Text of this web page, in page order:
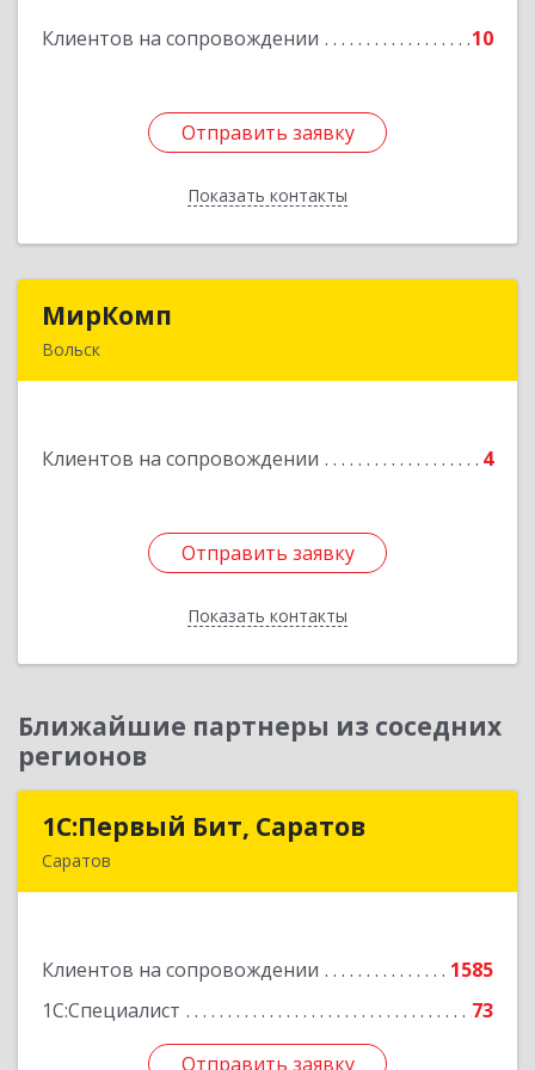
Клиентов на сопровождении 10
Отправить заявку
Показать контакты
Подробнее
Отправить заявку
Назад
МирКомп
Вольск
Клиентов на сопровождении 4
Отправить заявку
Показать контакты
Подробнее
Отправить заявку
Назад
Ближайшие партнеры из соседних
регионов
1С:Первый Бит, Саратов
Саратов
Клиентов на сопровождении
1585
1С:Специалист
73
Отправить заявку
1С:Первый Бит, Саратов
Подробнее
Отправить заявку